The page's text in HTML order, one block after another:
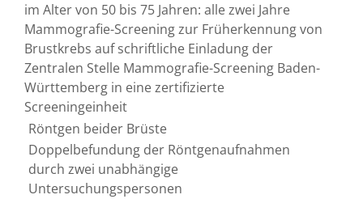
im Alter von 50 bis 75 Jahren: alle zwei Jahre
Mammografie-Screening zur Früherkennung von
Brustkrebs auf schriftliche Einladung der
Zentralen Stelle Mammografie-Screening Baden-
Württemberg in eine zertifizierte
Screeningeinheit
Röntgen beider Brüste
Doppelbefundung der Röntgenaufnahmen
durch zwei unabhängige
Untersuchungspersonen